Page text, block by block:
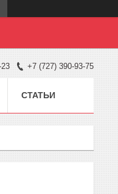
+7 (727) 390-93-75
СТАТЬИ